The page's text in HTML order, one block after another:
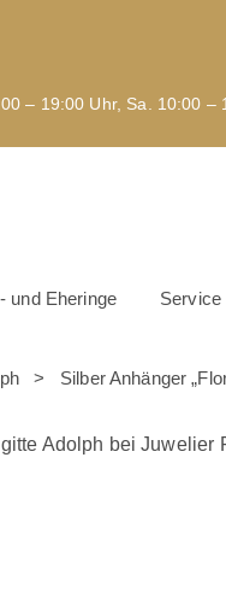
– 19:00 Uhr, Sa. 10:00 –
und Eheringe Service
> Silber Anhänger